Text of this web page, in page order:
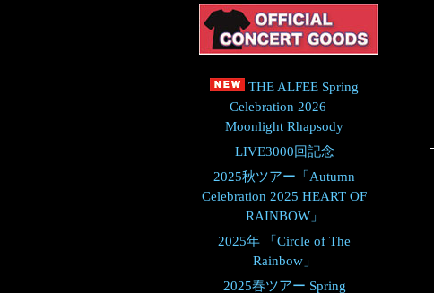
THE ALFEE Spring
Celebration 2026
Moonlight Rhapsody
LIVE3000回記念
2025秋ツアー「Autumn
Celebration 2025 HEART OF
RAINBOW」
2025年 「Circle of The
Rainbow」
2025春ツアー Spring